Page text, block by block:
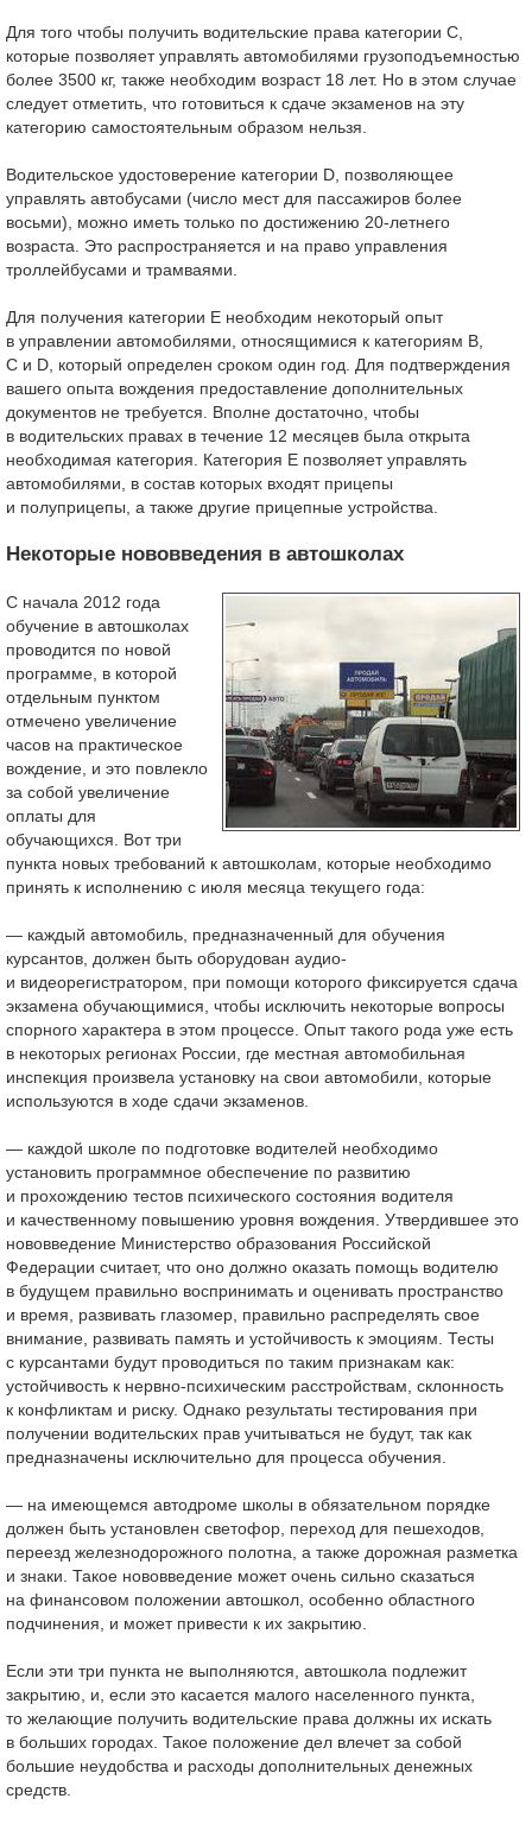
Для того чтобы получить водительские права категории С,
которые позволяет управлять автомобилями грузоподъемностью
более 3500 кг, также необходим возраст 18 лет. Но в этом случае
следует отметить, что готовиться к сдаче экзаменов на эту
категорию самостоятельным образом нельзя.
Водительское удостоверение категории D, позволяющее
управлять автобусами (число мест для пассажиров более
восьми), можно иметь только по достижению 20-летнего
возраста. Это распространяется и на право управления
троллейбусами и трамваями.
Для получения категории Е необходим некоторый опыт
в управлении автомобилями, относящимися к категориям В,
С и D, который определен сроком один год. Для подтверждения
вашего опыта вождения предоставление дополнительных
документов не требуется. Вполне достаточно, чтобы
в водительских правах в течение 12 месяцев была открыта
необходимая категория. Категория Е позволяет управлять
автомобилями, в состав которых входят прицепы
и полуприцепы, а также другие прицепные устройства.
Некоторые нововведения в автошколах
С начала 2012 года
обучение в автошколах
проводится по новой
программе, в которой
отдельным пунктом
отмечено увеличение
часов на практическое
вождение, и это повлекло
за собой увеличение
оплаты для
обучающихся. Вот три
пункта новых требований к автошколам, которые необходимо
принять к исполнению с июля месяца текущего года:
— каждый автомобиль, предназначенный для обучения
курсантов, должен быть оборудован аудио-
и видеорегистратором, при помощи которого фиксируется сдача
экзамена обучающимися, чтобы исключить некоторые вопросы
спорного характера в этом процессе. Опыт такого рода уже есть
в некоторых регионах России, где местная автомобильная
инспекция произвела установку на свои автомобили, которые
используются в ходе сдачи экзаменов.
— каждой школе по подготовке водителей необходимо
установить программное обеспечение по развитию
и прохождению тестов психического состояния водителя
и качественному повышению уровня вождения. Утвердившее это
нововведение Министерство образования Российской
Федерации считает, что оно должно оказать помощь водителю
в будущем правильно воспринимать и оценивать пространство
и время, развивать глазомер, правильно распределять свое
внимание, развивать память и устойчивость к эмоциям. Тесты
с курсантами будут проводиться по таким признакам как:
устойчивость к нервно-психическим расстройствам, склонность
к конфликтам и риску. Однако результаты тестирования при
получении водительских прав учитываться не будут, так как
предназначены исключительно для процесса обучения.
— на имеющемся автодроме школы в обязательном порядке
должен быть установлен светофор, переход для пешеходов,
переезд железнодорожного полотна, а также дорожная разметка
и знаки. Такое нововведение может очень сильно сказаться
на финансовом положении автошкол, особенно областного
подчинения, и может привести к их закрытию.
Если эти три пункта не выполняются, автошкола подлежит
закрытию, и, если это касается малого населенного пункта,
то желающие получить водительские права должны их искать
в больших городах. Такое положение дел влечет за собой
большие неудобства и расходы дополнительных денежных
средств.